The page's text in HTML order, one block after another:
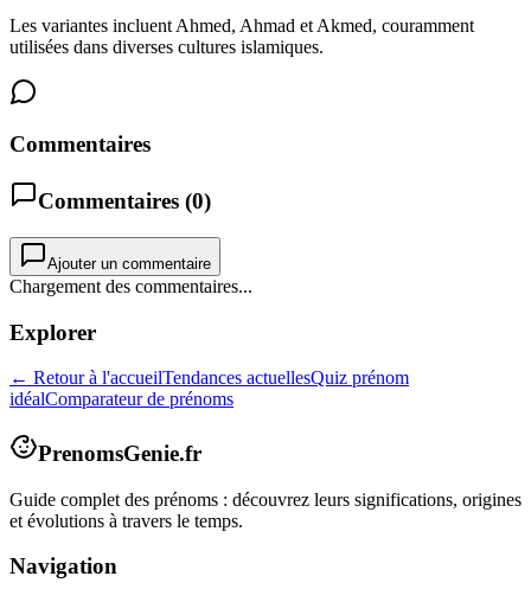
Les variantes incluent Ahmed, Ahmad et Akmed, couramment
utilisées dans diverses cultures islamiques.
Commentaires
Commentaires (0)
Ajouter un commentaire
Chargement des commentaires...
Explorer
← Retour à l'accueilTendances actuellesQuiz prénom
idéalComparateur de prénoms
PrenomsGenie.fr
Guide complet des prénoms : découvrez leurs significations, origines
et évolutions à travers le temps.
Navigation